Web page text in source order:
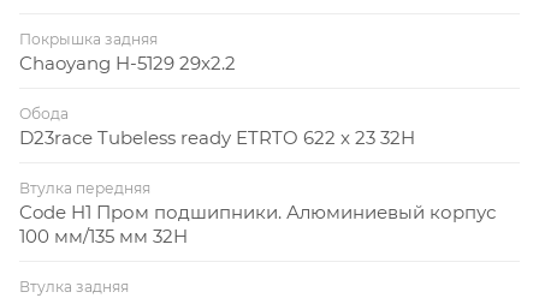
Покрышка задняя
Chaoyang H-5129 29x2.2
Обода
D23race Tubeless ready ETRTO 622 x 23 32H
Втулка передняя
Code H1 Пром подшипники. Алюминиевый корпус
100 мм/135 мм 32H
Втулка задняя